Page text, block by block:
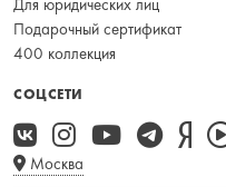
Для юридических лиц
Подарочный сертификат
400 коллекция
СОЦСЕТИ
Москва